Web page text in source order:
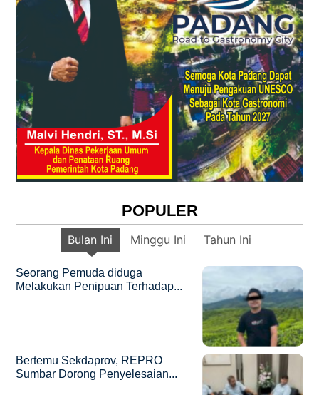
POPULER
Bulan Ini Minggu Ini Tahun Ini
Seorang Pemuda diduga
Melakukan Penipuan Terhadap...
Bertemu Sekdaprov, REPRO
Sumbar Dorong Penyelesaian...